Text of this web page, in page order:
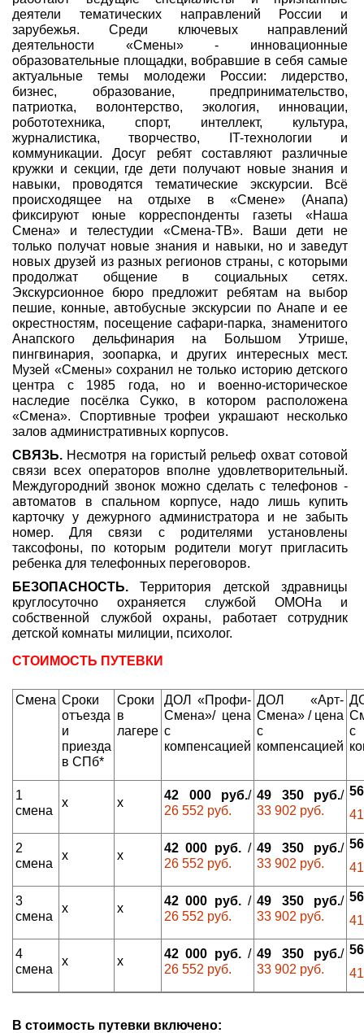
деятели тематических направлений России и
зарубежья. Среди ключевых направлений
деятельности «Смены» - инновационные
образовательные площадки, вобравшие в себя самые
актуальные темы молодежи России: лидерство,
бизнес, образование, предпринимательство,
патриотка, волонтерство, экология, инновации,
робототехника, спорт, интеллект, культура,
журналистика, творчество, IT-технологии и
коммуникации. Досуг ребят составляют различные
кружки и секции, где дети получают новые знания и
навыки, проводятся тематические экскурсии. Всё
происходящее на отдыхе в «Смене» (Анапа)
фиксируют юные корреспонденты газеты «Наша
Смена» и телестудии «Смена-ТВ». Ваши дети не
только получат новые знания и навыки, но и заведут
новых друзей из разных регионов страны, с которыми
продолжат общение в социальных сетях.
Экскурсионное бюро предложит ребятам на выбор
пешие, конные, автобусные экскурсии по Анапе и ее
окрестностям, посещение сафари-парка, знаменитого
Анапского дельфинария на Большом Утрише,
пингвинария, зоопарка, и других интересных мест.
Музей «Смены» сохранил не только историю детского
центра с 1985 года, но и военно-историческое
наследие посёлка Сукко, в котором расположена
«Смена». Спортивные трофеи украшают несколько
залов административных корпусов.
СВЯЗЬ. Несмотря на гористый рельеф охват сотовой
связи всех операторов вполне удовлетворительный.
Междугородний звонок можно сделать с телефонов -
автоматов в спальном корпусе, надо лишь купить
карточку у дежурного администратора и не забыть
номер. Для связи с родителями установлены
таксофоны, по которым родители могут пригласить
ребенка для телефонных переговоров.
БЕЗОПАСНОСТЬ. Территория детской здравницы
круглосуточно охраняется службой ОМОНа и
собственной службой охраны, работает сотрудник
детской комнаты милиции, психолог.
СТОИМОСТЬ ПУТЕВКИ
Смена Сроки
отъезда
и
приезда
в СПб*
Сроки
в
лагере
ДОЛ «Профи-
Смена»/ цена
с
компенсацией
ДОЛ «Арт-
Смена» / цена
с
компенсацией
с
1
смена
х х
42 000 руб./
26 552 руб.
49 350 руб./
33 902 руб.
2
смена
х х
42 000 руб./
26 552 руб.
49 350 руб./
33 902 руб.
3
смена
х х
42 000 руб./
26 552 руб.
49 350 руб./
33 902 руб.
4
смена
х х
42 000 руб./
26 552 руб.
49 350 руб./
33 902 руб.
В стоимость путевки включено: